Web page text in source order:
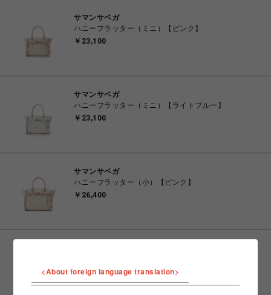
サマンサベガ
ハニーフラッター（ミニ）【ピンク】
￥23,100
サマンサベガ
ハニーフラッター（ミニ）【ライトブルー】
￥23,100
サマンサベガ
ハニーフラッター（小）【ピンク】
￥26,400
￥26,400
<About foreign language translation>